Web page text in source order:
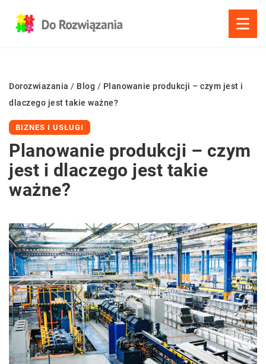
Dorozwiazania / Blog / Planowanie produkcji – czym jest i
dlaczego jest takie ważne?
BIZNES I USŁUGI
Planowanie produkcji – czym
jest i dlaczego jest takie
ważne?